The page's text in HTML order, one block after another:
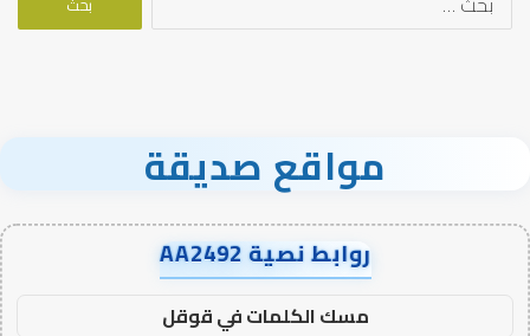
مواقع صديقة
روابط نصية AA2492
مسك الكلمات في قوقل